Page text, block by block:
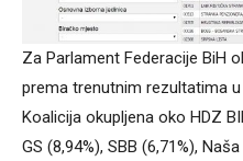
Za Parlament Federacije BiH
prema trenutnim rezultatima u
Koalicija okupljena oko HDZ
GS (8,94%), SBB (6,71%),